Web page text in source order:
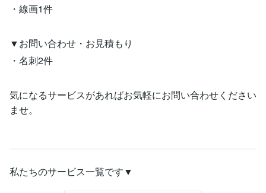
・線画1件
▼お問い合わせ・お見積もり
・名刺2件
気になるサービスがあればお気軽にお問い合わせください
ませ。
私たちのサービス一覧です▼